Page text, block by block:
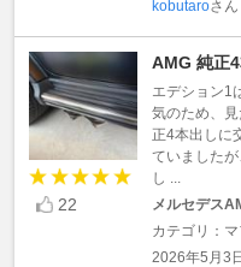
kobutaroさん
22
AMG 純正
エデション1
気のため、
正4本出しに
ていました
し ...
メルセデス
カテゴリ：
2026年5月3